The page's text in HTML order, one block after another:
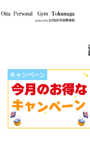
キャンペーン